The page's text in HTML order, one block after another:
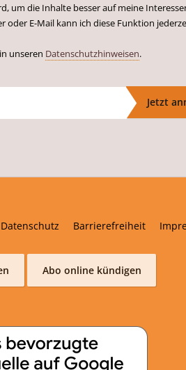
um die Inhalte besser auf meine
oder E-Mail kann ich diese Funktion
unseren Datenschutzhinweisen.
Jetzt
Datenschutz Barrierefreiheit
Abo online kündigen